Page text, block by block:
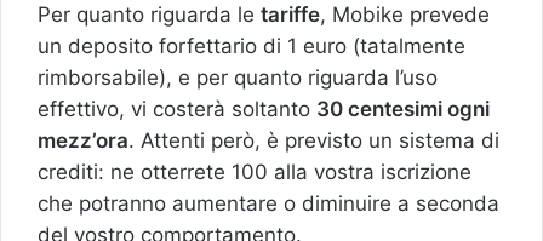
Per quanto riguarda le tariffe, Mobike prevede
un deposito forfettario di 1 euro (tatalmente
rimborsabile), e per quanto riguarda l’uso
effettivo, vi costerà soltanto 30 centesimi ogni
mezz’ora. Attenti però, è previsto un sistema di
crediti: ne otterrete 100 alla vostra iscrizione
che potranno aumentare o diminuire a seconda
del vostro comportamento.